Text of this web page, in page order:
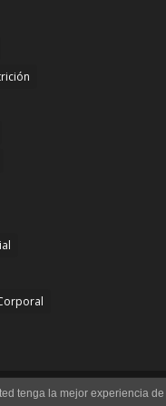
los Pueblos de Europa -
tenga la mejor experiencia